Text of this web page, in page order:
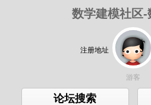
数学建模社区-
注册地址
游客
论坛搜索